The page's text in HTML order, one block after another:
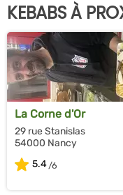
KEBABS À
La Corne d'Or
29 rue Stanislas
54000 Nancy
5.4